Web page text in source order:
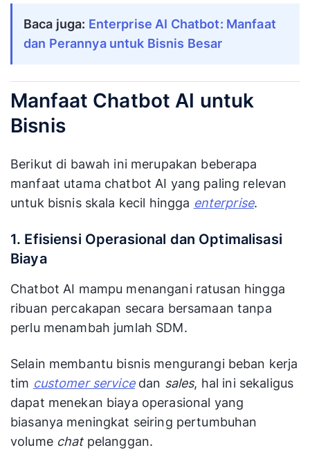
percakapan
sekaligus
flow yang ada
Personalisasi
menyesuaikan
respons
pelanggan
Hampir tidak
Kemampuan
Dapat belajar
dan
seiring waktu
Tidak belajar,
perlu update
Penanganan
Konteks
konteks dan
histori
percakapan
Tidak
konteks
Contoh
Singkat
pertanyaan
berbeda
dengan
maksud sama
Hanya
jika format
Baca juga: Enterprise AI Chatbot: Manfaat
dan Perannya untuk Bisnis Besar
Manfaat Chatbot AI untuk
Bisnis
Berikut di bawah ini merupakan beberapa
manfaat utama chatbot AI yang paling relevan
untuk bisnis skala kecil hingga enterprise.
1. Efisiensi Operasional dan Optimalisasi
Biaya
Chatbot AI mampu menangani ratusan hingga
ribuan percakapan secara bersamaan tanpa
perlu menambah jumlah SDM.
Selain membantu bisnis mengurangi beban kerja
tim customer servicedan sales, hal ini sekaligus
dapat menekan biaya operasional yang
biasanya meningkat seiring pertumbuhan
volume chat pelanggan.